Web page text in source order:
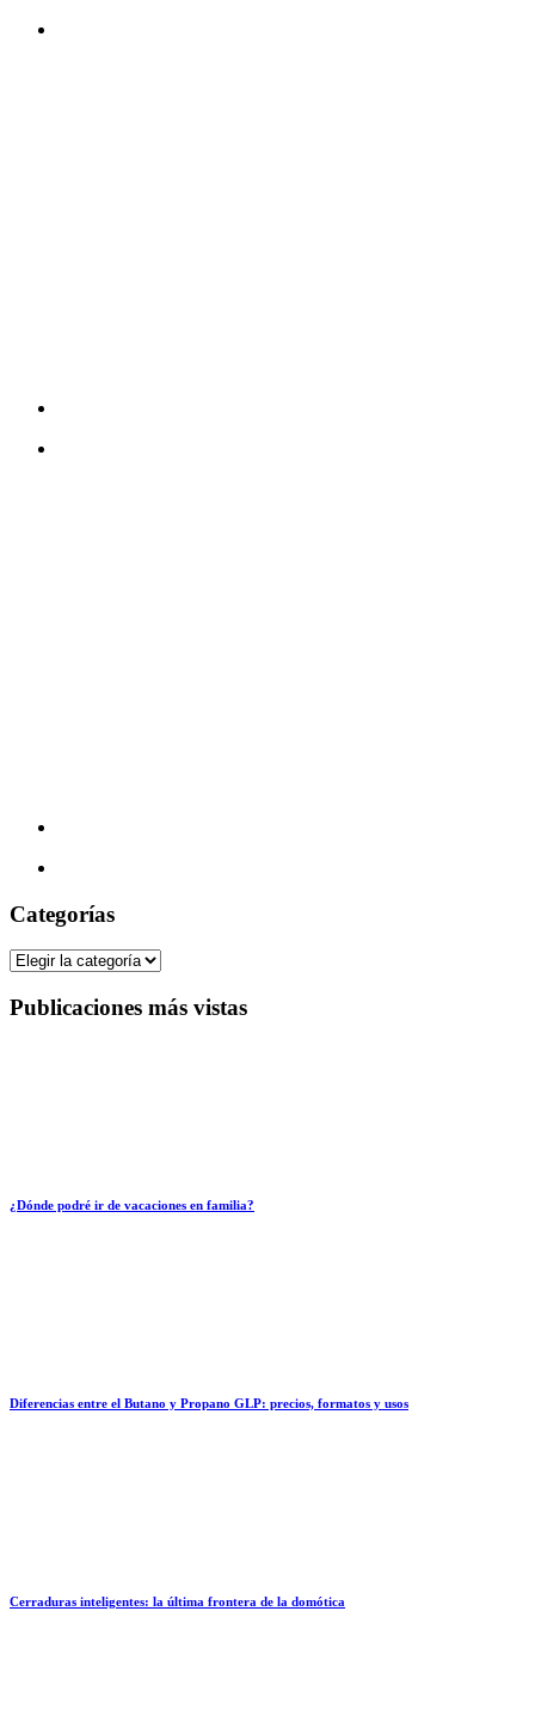
Categorías
Categorías
Publicaciones más vistas
¿Dónde podré ir de vacaciones en familia?
Diferencias entre el Butano y Propano GLP: precios, formatos y usos
Cerraduras inteligentes: la última frontera de la domótica